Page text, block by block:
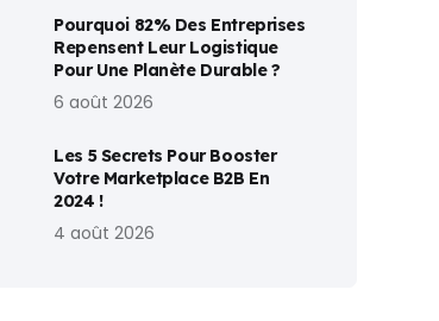
Pourquoi 82% Des Entreprises
Repensent Leur Logistique
Pour Une Planète Durable ?
6 août 2026
Les 5 Secrets Pour Booster
Votre Marketplace B2B En
2024 !
4 août 2026